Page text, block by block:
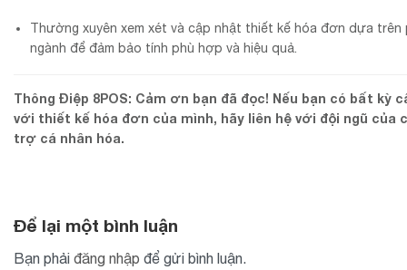
Thường xuyên xem xét và cập nhật thiết kế hóa đơn dựa trên
ngành để đảm bảo tính phù hợp và hiệu quả.
Thông Điệp 8POS: Cảm ơn bạn đã đọc! Nếu bạn có bất kỳ
với thiết kế hóa đơn của mình, hãy liên hệ với đội ngũ của
trợ cá nhân hóa.
Để lại một bình luận
Bạn phải đăng nhập để gửi bình luận.